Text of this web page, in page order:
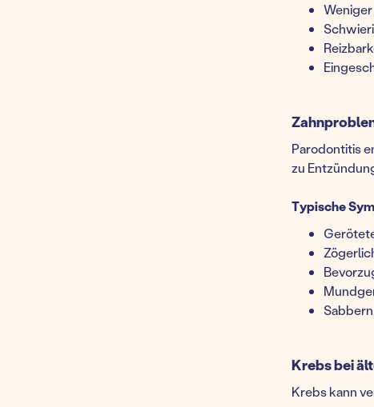
Parodontitis
zu
Typische
Krebs bei
Krebs kann